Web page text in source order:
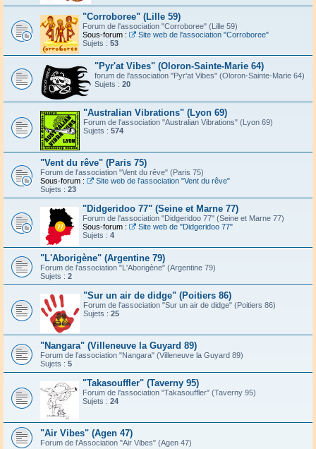
"Corroboree" (Lille 59)
Forum de l'association "Corroboree" (Lille 59)
Sous-forum :
Site web de l'association "Corroboree"
Sujets : 53
"Pyr'at Vibes" (Oloron-Sainte-Marie 64)
forum de l'association "Pyr'at Vibes" (Oloron-Sainte-Marie 64)
Sujets : 20
"Australian Vibrations" (Lyon 69)
Forum de l'association "Australian Vibrations" (Lyon 69)
Sujets : 574
"Vent du rêve" (Paris 75)
Forum de l'association "Vent du rêve" (Paris 75)
Sous-forum :
Site web de l'association "Vent du rêve"
Sujets : 23
"Didgeridoo 77" (Seine et Marne 77)
Forum de l'association "Didgeridoo 77" (Seine et Marne 77)
Sous-forum :
Site web de "Didgeridoo 77"
Sujets : 4
"L'Aborigène" (Argentine 79)
Forum de l'association "L'Aborigène" (Argentine 79)
Sujets : 2
"Sur un air de didge" (Poitiers 86)
Forum de l'association "Sur un air de didge" (Poitiers 86)
Sujets : 25
"Nangara" (Villeneuve la Guyard 89)
Forum de l'association "Nangara" (Villeneuve la Guyard 89)
Sujets : 5
"Takasouffler" (Taverny 95)
Forum de l'association "Takasouffler" (Taverny 95)
Sujets : 24
"Air Vibes" (Agen 47)
Forum de l'Association "Air Vibes" (Agen 47)